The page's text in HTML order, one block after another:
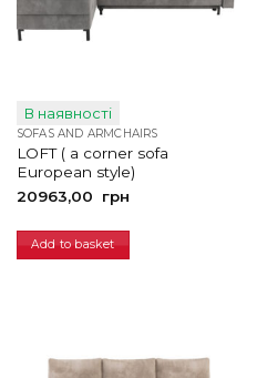
В наявності
SOFAS AND ARMCHAIRS
LOFT ( a corner sofa
European style)
20963,00
грн
Add to basket